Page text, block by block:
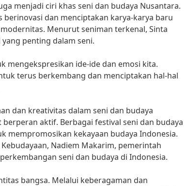
menjadi ciri khas seni dan budaya Nusantara.
berinovasi dan menciptakan karya-karya baru
Menurut seniman terkenal, Sinta
penting dalam seni.
mengekspresikan ide-ide dan emosi kita.
terus berkembang dan menciptakan hal-hal
dan kreativitas dalam seni dan budaya
aktif. Berbagai festival seni dan budaya
mempromosikan kekayaan budaya Indonesia.
Nadiem Makarim, pemerintah
seni dan budaya di Indonesia.
bangsa. Melalui keberagaman dan